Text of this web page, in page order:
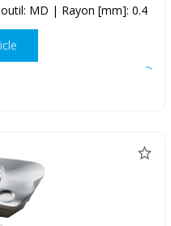
MD | Rayon [mm]: 0.4